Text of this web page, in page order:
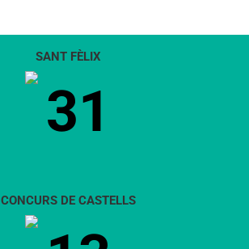
SANT FÈLIX
31
CONCURS DE CASTELLS